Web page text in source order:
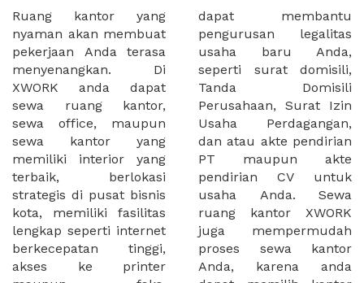
Ruang kantor yang
nyaman akan membuat
pekerjaan Anda terasa
menyenangkan. Di
XWORK anda dapat
sewa ruang kantor,
sewa office, maupun
sewa kantor yang
memiliki interior yang
terbaik, berlokasi
strategis di pusat bisnis
kota, memiliki fasilitas
lengkap seperti internet
berkecepatan tinggi,
akses ke printer
dapat membantu
pengurusan legalitas
usaha baru Anda,
seperti surat domisili,
Tanda Domisili
Perusahaan, Surat Izin
Usaha Perdagangan,
dan atau akte pendirian
PT maupun akte
pendirian CV untuk
usaha Anda. Sewa
ruang kantor XWORK
juga mempermudah
proses sewa kantor
Anda, karena anda